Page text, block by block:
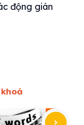
động gián